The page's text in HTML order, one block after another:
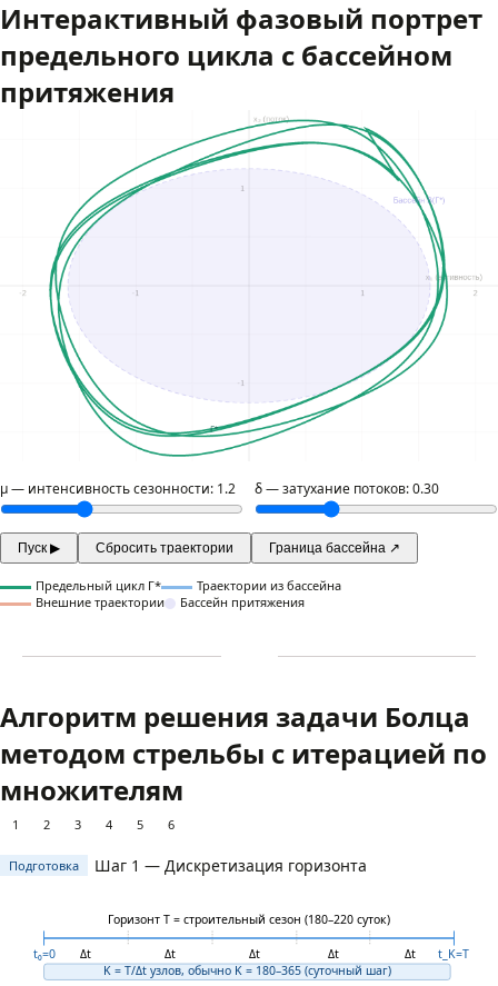
Интерактивный фазовый портрет
предельного цикла с бассейном
притяжения
μ — интенсивность сезонности: 1.2 δ — затухание потоков:0.30
Пуск ▶ Сбросить траектории Граница бассейна ↗
Предельный цикл Γ*
Траектории из бассейна
Внешние траектории
Бассейн притяжения
Алгоритм решения задачи Болца
методом стрельбы с итерацией по
множителям
1 2 3 4 5 6
Подготовка Шаг 1 — Дискретизация горизонта
t₀=0 t_K=T
Горизонт T = строительный сезон (180–220 суток)
Δt Δt Δt Δt
Δt
K = T/Δt узлов, обычно K = 180–365 (суточный шаг)